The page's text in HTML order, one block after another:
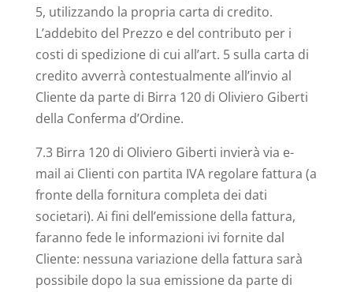
5, utilizzando la propria carta di credito.
L’addebito del Prezzo e del contributo per i
costi di spedizione di cui all’art. 5 sulla carta di
credito avverrà contestualmente all’invio al
Cliente da parte di Birra 120 di Oliviero Giberti
della Conferma d’Ordine.
7.3 Birra 120 di Oliviero Giberti invierà via e-
mail ai Clienti con partita IVA regolare fattura (a
fronte della fornitura completa dei dati
societari). Ai fini dell’emissione della fattura,
faranno fede le informazioni ivi fornite dal
Cliente: nessuna variazione della fattura sarà
possibile dopo la sua emissione da parte di